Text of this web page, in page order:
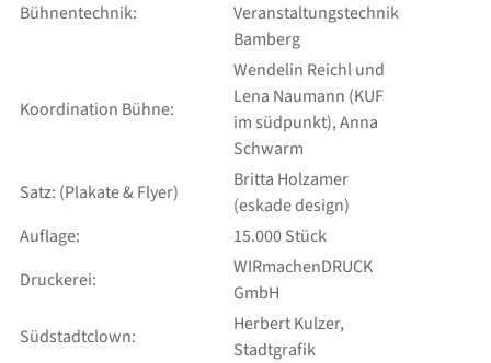
Bühnentechnik:
Veranstaltungstechnik
Bamberg
Koordination Bühne:
Wendelin Reichl und
Lena Naumann (KUF
im südpunkt), Anna
Schwarm
Satz: (Plakate & Flyer)
Britta Holzamer
(eskade design)
Auflage:
15.000 Stück
Druckerei:
WIRmachenDRUCK
GmbH
Südstadtclown:
Herbert Kulzer,
Stadtgrafik